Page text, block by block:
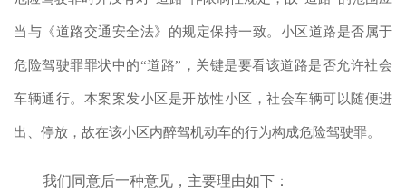
当与《道路交通安全法》的规定保持一致。小区道路是否属于
危险驾驶罪罪状中的“道路”，关键是要看该道路是否允许社会
车辆通行。本案案发小区是开放性小区，社会车辆可以随便进
出、停放，故在该小区内醉驾机动车的行为构成危险驾驶罪。
我们同意后一种意见，主要理由如下：